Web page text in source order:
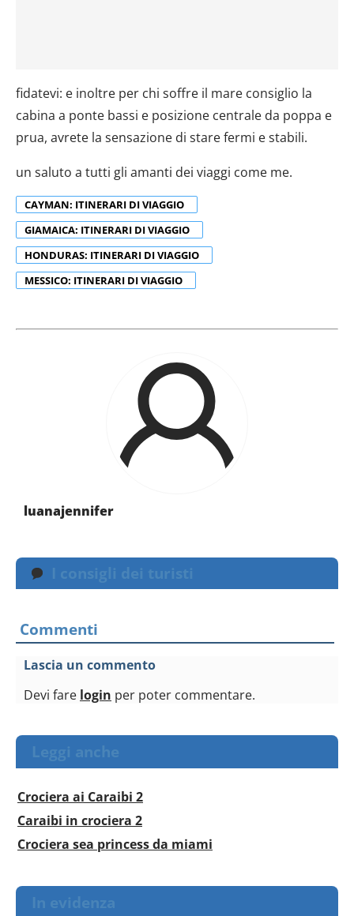
fidatevi: e inoltre per chi soffre il mare consiglio la
cabina a ponte bassi e posizione centrale da poppa e
prua, avrete la sensazione di stare fermi e stabili.
un saluto a tutti gli amanti dei viaggi come me.
CAYMAN: ITINERARI DI VIAGGIO
GIAMAICA: ITINERARI DI VIAGGIO
HONDURAS: ITINERARI DI VIAGGIO
MESSICO: ITINERARI DI VIAGGIO
luanajennifer
I consigli dei turisti
Commenti
Lascia un commento
Devi fare login per poter commentare.
Leggi anche
Crociera ai Caraibi 2
Caraibi in crociera 2
Crociera sea princess da miami
In evidenza